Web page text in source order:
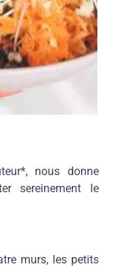
nous donne
sereinement le
murs, les petits